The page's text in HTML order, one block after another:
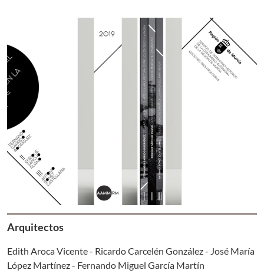
Arquitectos
Edith Aroca Vicente - Ricardo Carcelén González - José María
López Martínez - Fernando Miguel García Martín